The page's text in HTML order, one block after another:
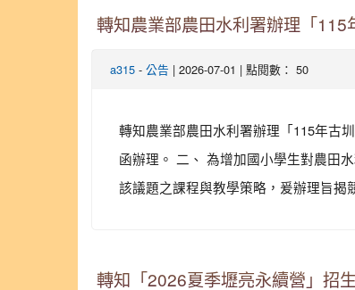
轉知農業部農田水利署辦理「115
a315 - 公告 | 2026-07-01 | 點閱數： 50
轉知農業部農田水利署辦理「115年古
函辦理。 二、 為增加國小學生對農田
該議題之課程與教學策略，爰辦理旨揭
轉知「2026夏季壢亮永續營」招